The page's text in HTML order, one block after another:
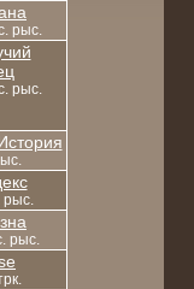
рыс.
рыс.
рыс.
рыс.